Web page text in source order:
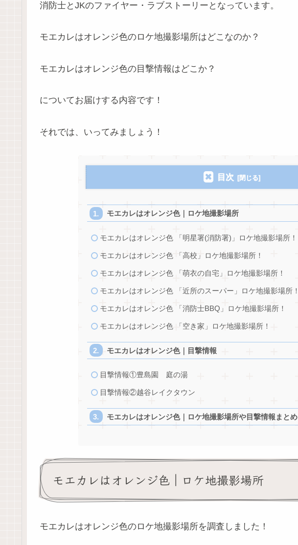
消防士とJKのファイヤー・ラブストーリーとなっています。
モエカレはオレンジ色のロケ地撮影場所はどこなのか？
モエカレはオレンジ色の目撃情報はどこか？
についてお届けする内容です！
それでは、いってみましょう！
目次
モエカレはオレンジ色｜ロケ地撮影場所
モエカレはオレンジ色 「明星署(消防署)」ロケ地撮影場所！
モエカレはオレンジ色 「高校」ロケ地撮影場所！
モエカレはオレンジ色 「萌衣の自宅」ロケ地撮影場所！
モエカレはオレンジ色 「近所のスーパー」ロケ地撮影場所！
モエカレはオレンジ色 「消防士BBQ」ロケ地撮影場所！
モエカレはオレンジ色 「空き家」ロケ地撮影場所！
モエカレはオレンジ色｜目撃情報
目撃情報①豊島園 庭の湯
目撃情報②越谷レイクタウン
モエカレはオレンジ色｜ロケ地撮影場所や目撃情報まとめ
モエカレはオレンジ色｜ロケ地撮影場所
モエカレはオレンジ色のロケ地撮影場所を調査しました！